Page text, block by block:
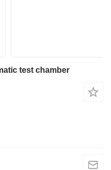
test chamber